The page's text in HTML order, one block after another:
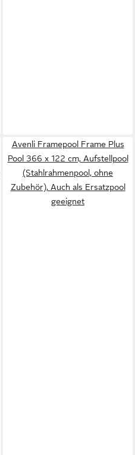
Avenli Framepool Frame Plus
Pool 366 x 122 cm, Aufstellpool
(Stahlrahmenpool, ohne
Zubehör), Auch als Ersatzpool
geeignet